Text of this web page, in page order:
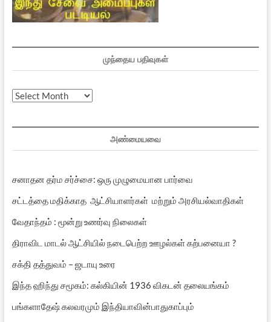
முந்தைய பதிவுகள்
முந்தைய
அண்மையவை
சனாதன தர்ம சர்ச்சை: ஒரு முழுமையான பார்வை
சட்டத்தை மதிக்காத ஆட்சியாளர்கள் மற்றும் அரசியல்வாதிகள்
வேதாந்தம் : மூன்று உணர்வு நிலைகள்
திராவிட மாடல் ஆட்சியில் நடைபெற்ற ஊழல்கள் கற்பனையா ?
சக்தி தத்துவம் – ஜடாயு உரை
இந்த ஹிந்து சமூகம்: கல்கியின் 1936 விகடன் தலையங்கம்
பங்களாதேஷ் கலவரமும் இந்தியாவின்பாதுகாப்பும்